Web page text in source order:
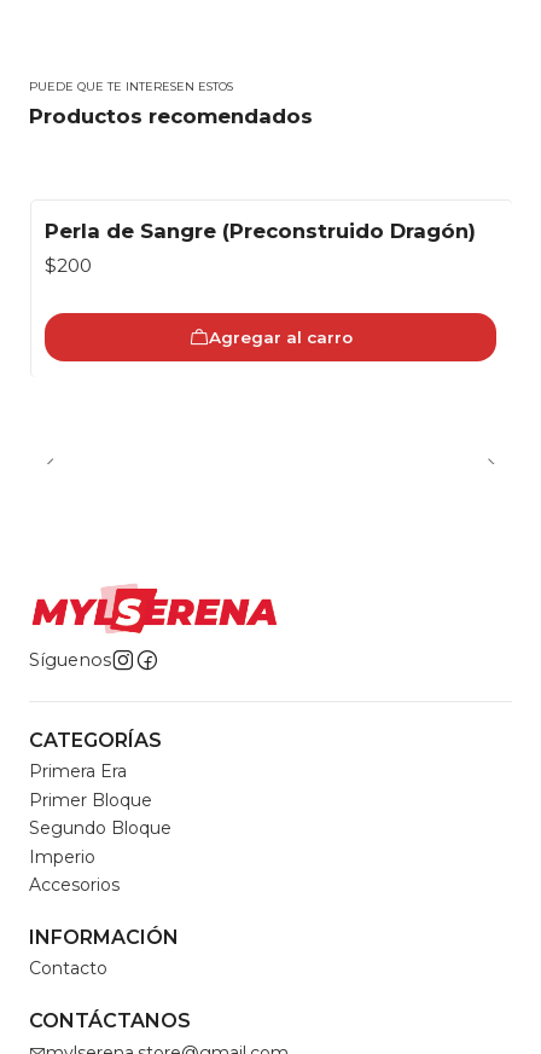
PUEDE QUE TE INTERESEN ESTOS
Productos recomendados
Perla de Sangre (Preconstruido Dragón)
$200
Agregar al carro
Síguenos
CATEGORÍAS
Primera Era
Primer Bloque
Segundo Bloque
Imperio
Accesorios
INFORMACIÓN
Contacto
CONTÁCTANOS